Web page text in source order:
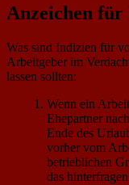
Anzeichen für
Was sind Indizien für
Arbeitgeber im
lassen sollten:
Wenn ein
Ehepartner
Ende des
vorher vom
betrieblichen
das